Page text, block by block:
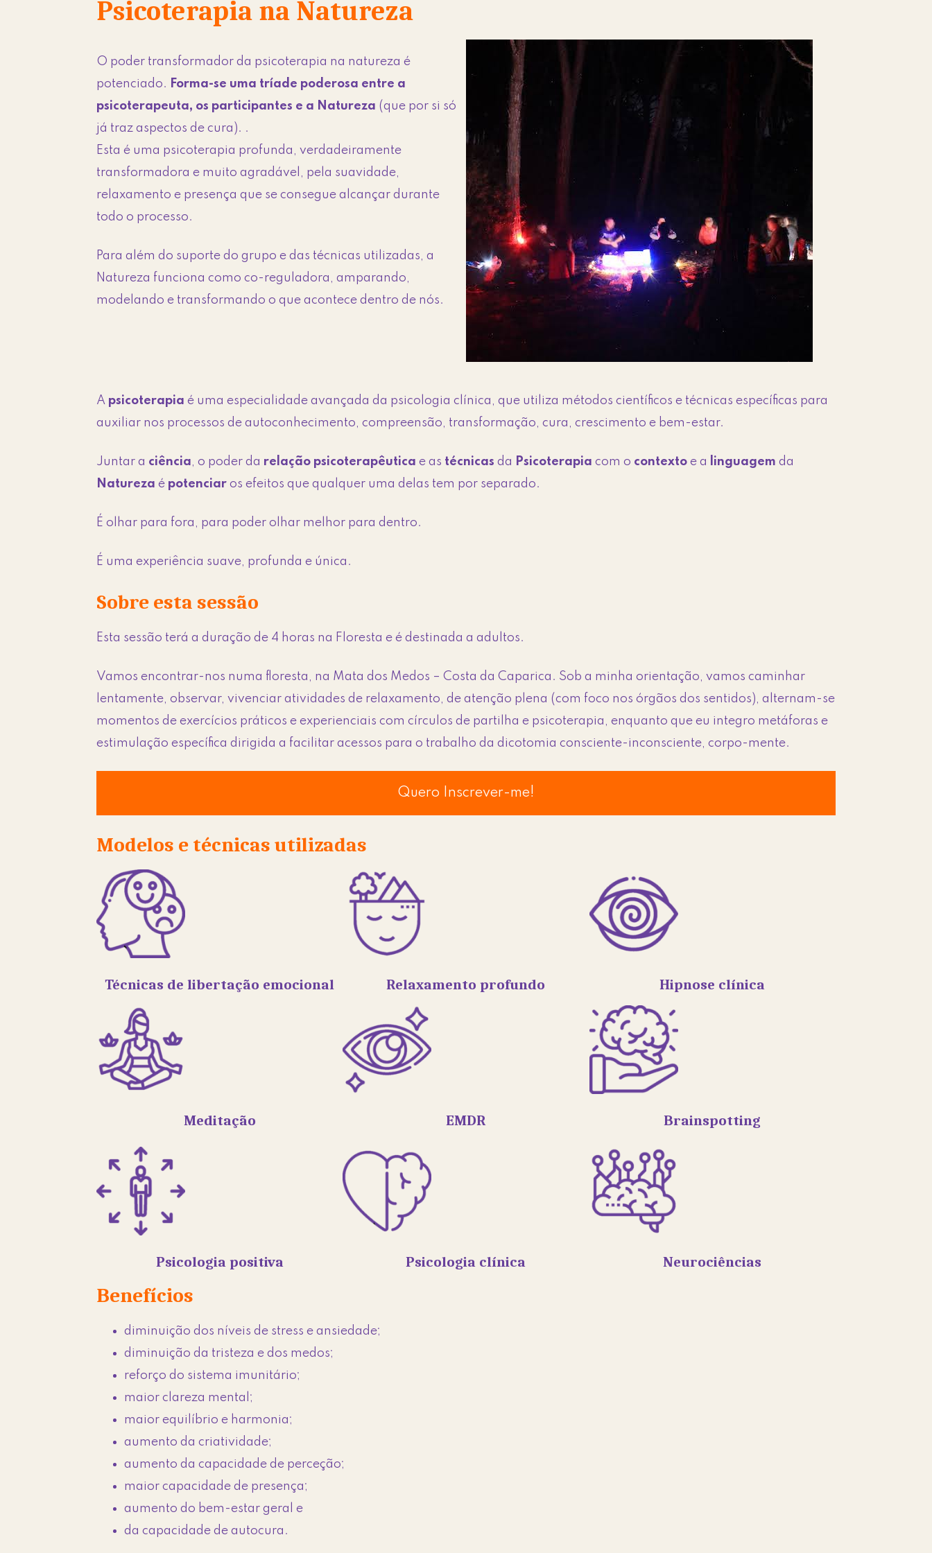
Psicoterapia na Natureza
O poder transformador da psicoterapia na natureza é
potenciado. Forma-se uma tríade poderosa entre a
psicoterapeuta, os participantes e a Natureza (que por si só
já traz aspectos de cura). .
Esta é uma psicoterapia profunda, verdadeiramente
transformadora e muito agradável, pela suavidade,
relaxamento e presença que se consegue alcançar durante
todo o processo.
Para além do suporte do grupo e das técnicas utilizadas, a
Natureza funciona como co-reguladora, amparando,
modelando e transformando o que acontece dentro de nós.
A psicoterapia é uma especialidade avançada da psicologia clínica, que utiliza métodos científicos e técnicas específicas para
auxiliar nos processos de autoconhecimento, compreensão, transformação, cura, crescimento e bem-estar.
Juntar a ciência , o poder da relação psicoterapêutica e as técnicas da Psicoterapia com o contexto e a linguagem da
Natureza é potenciar os efeitos que qualquer uma delas tem por separado.
É olhar para fora, para poder olhar melhor para dentro.
É uma experiência suave, profunda e única.
Sobre esta sessão
Esta sessão terá a duração de 4 horas na Floresta e é destinada a adultos.
Vamos encontrar-nos numa floresta, na Mata dos Medos – Costa da Caparica. Sob a minha orientação, vamos caminhar
lentamente, observar, vivenciar atividades de relaxamento, de atenção plena (com foco nos órgãos dos sentidos), alternam-se
momentos de exercícios práticos e experienciais com círculos de partilha e psicoterapia, enquanto que eu integro metáforas e
estimulação específica dirigida a facilitar acessos para o trabalho da dicotomia consciente-inconsciente, corpo-mente.
Quero Inscrever-me!
Modelos e técnicas utilizadas
Técnicas de libertação emocional Relaxamento profundo Hipnose clínica
Meditação EMDR Brainspotting
Psicologia positiva Psicologia clínica Neurociências
Benefícios
diminuição dos níveis de stress e ansiedade;
diminuição da tristeza e dos medos;
reforço do sistema imunitário;
maior clareza mental;
maior equilíbrio e harmonia;
aumento da criatividade;
aumento da capacidade de perceção;
maior capacidade de presença;
aumento do bem-estar geral e
da capacidade de autocura.